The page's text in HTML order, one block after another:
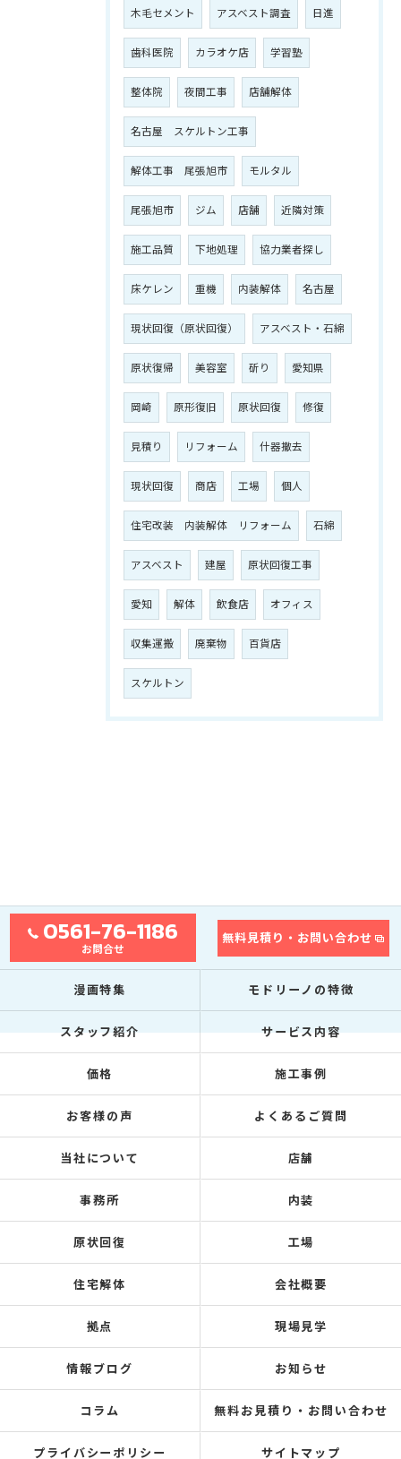
木毛セメント アスベスト調査 日進
歯科医院 カラオケ店 学習塾
整体院 夜間工事 店舗解体
名古屋 スケルトン工事
解体工事 尾張旭市 モルタル
尾張旭市 ジム 店舗 近隣対策
施工品質 下地処理 協力業者探し
床ケレン 重機 内装解体 名古屋
現状回復（原状回復） アスベスト・石綿
原状復帰 美容室 斫り 愛知県
岡崎 原形復旧 原状回復 修復
見積り リフォーム 什器撤去
現状回復 商店 工場 個人
住宅改装 内装解体 リフォーム 石綿
アスベスト 建屋 原状回復工事
愛知 解体 飲食店 オフィス
収集運搬 廃棄物 百貨店
スケルトン
0561-76-1186
お問合せ
無料見積り・お問い合わせ
漫画特集 モドリーノの特徴
スタッフ紹介 サービス内容
価格 施工事例
お客様の声 よくあるご質問
当社について 店舗
事務所 内装
原状回復 工場
住宅解体 会社概要
拠点 現場見学
情報ブログ お知らせ
コラム 無料お見積り・お問い合わせ
プライバシーポリシー サイトマップ